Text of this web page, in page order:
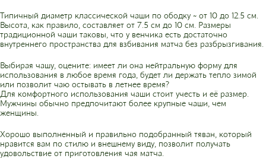
Типичный диаметр классической чаши по ободку ~ от 10 до 12.5 см.
Высота, как правило, составляет от 7.5 см до 10 см. Размеры
традиционной чаши таковы, что у венчика есть достаточно
внутреннего пространства для взбивания матча без разбрызгивания.
Выбирая чашу, оцените: имеет ли она нейтральную форму для
использования в любое время года, будет ли держать тепло зимой
или позволит чаю остывать в летнее время?
Для комфортного использования чаши стоит учесть и её размер.
Мужчины обычно предпочитают более крупные чаши, чем
женщины.
Хорошо выполненный и правильно подобранный тяван, который
нравится вам по стилю и внешнему виду, позволит получать
удовольствие от приготовления чая матча.